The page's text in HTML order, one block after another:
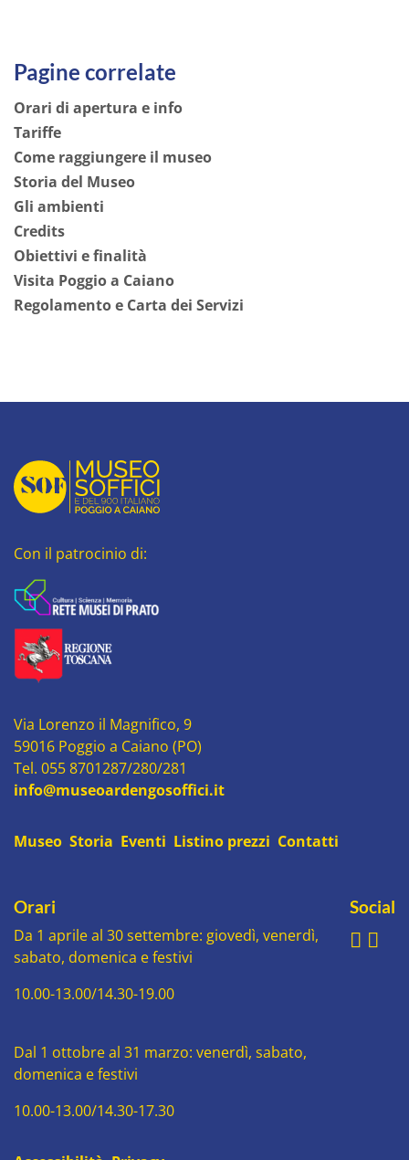
Pagine correlate
Orari di apertura e info
Tariffe
Come raggiungere il museo
Storia del Museo
Gli ambienti
Credits
Obiettivi e finalità
Visita Poggio a Caiano
Regolamento e Carta dei Servizi
Con il patrocinio di:
Via Lorenzo il Magnifico, 9
59016 Poggio a Caiano (PO)
Tel. 055 8701287/280/281
info@museoardengosoffici.it
Museo Storia Eventi Listino prezzi Contatti
Orari
Da 1 aprile al 30 settembre: giovedì, venerdì,
sabato, domenica e festivi
10.00-13.00/14.30-19.00
Dal 1 ottobre al 31 marzo: venerdì, sabato,
domenica e festivi
10.00-13.00/14.30-17.30
Social